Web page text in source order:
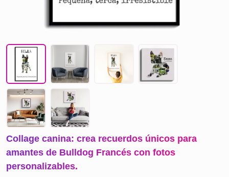
Collage canina: crea recuerdos únicos para
amantes de Bulldog Francés con fotos
personalizables.